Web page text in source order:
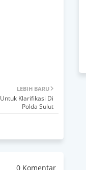
LEBIH BARU
Klarifikasi Di
Polda Sulut
0 Komentar